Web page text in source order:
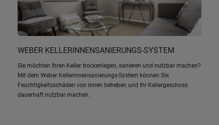
WEBER KELLERINNENSANIERUNGS-SYSTEM
Sie möchten Ihren Keller trockenlegen, sanieren und nutzbar machen?
Mit dem Weber Kellerinnensanierungs-System können Sie
Feuchtigkeitsschäden von innen beheben und Ihr Kellergeschoss
dauerhaft nutzbar machen.